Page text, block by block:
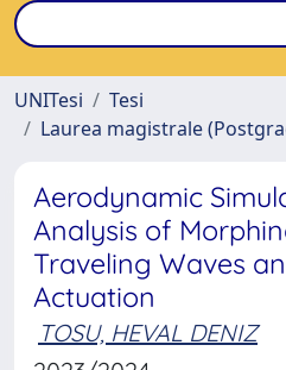
UNITesi
Tesi
Laurea magistrale
Aerodynamic
Analysis of
Traveling Waves
Actuation
TOSU, HEVAL DENIZ